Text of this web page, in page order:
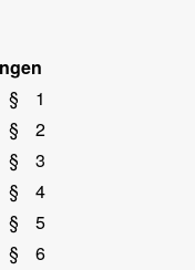
§
1
§
2
§
3
§
4
§
5
§
6